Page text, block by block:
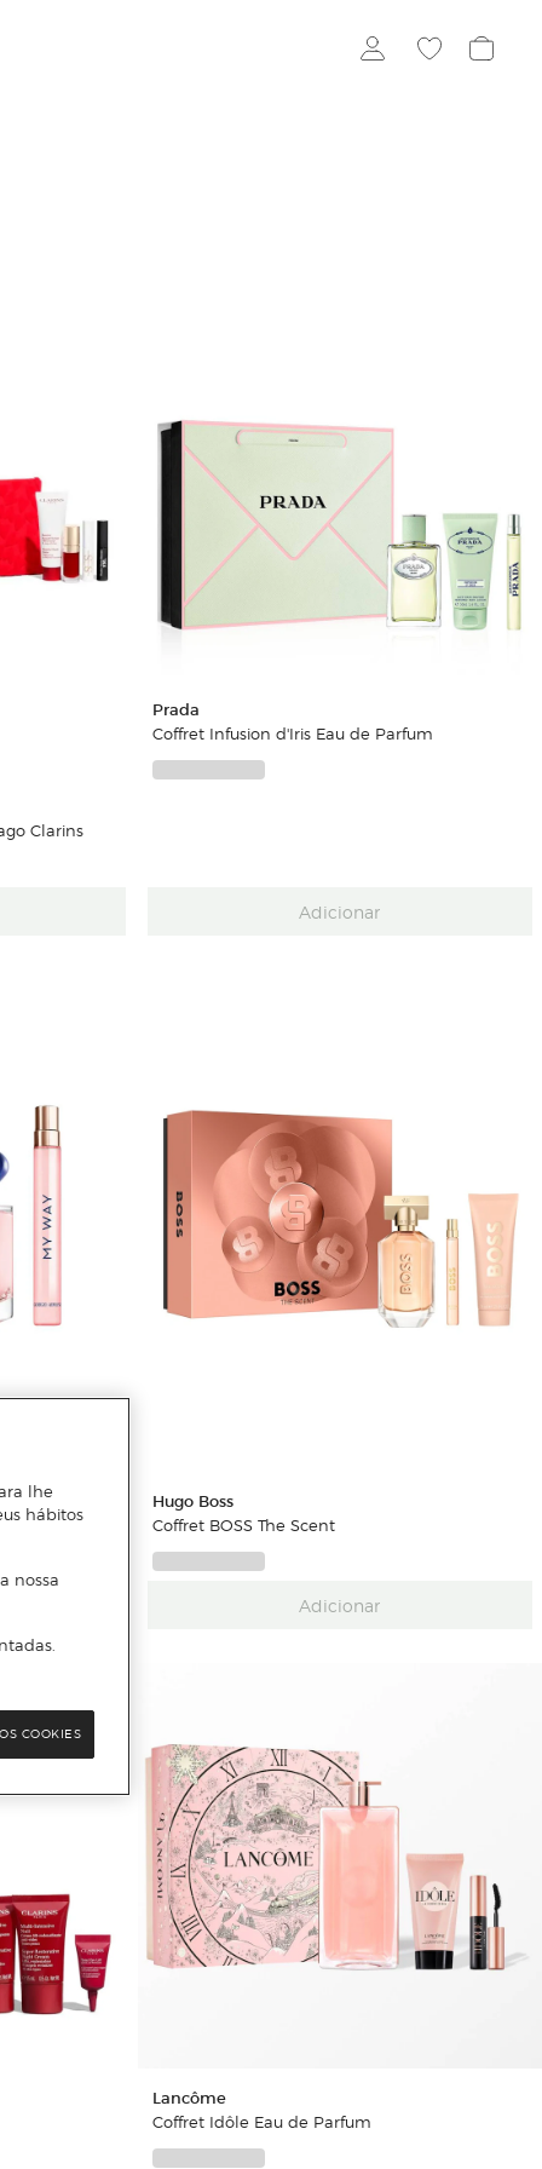
Clarins
Prada
Coffret Infusion d'Iris Eau de Parfum
Adicionar
Hugo Boss
Coffret BOSS The Scent
Adicionar
Lancôme
Coffret Idôle Eau de Parfum
lhe
hábitos
nossa
COOKIES